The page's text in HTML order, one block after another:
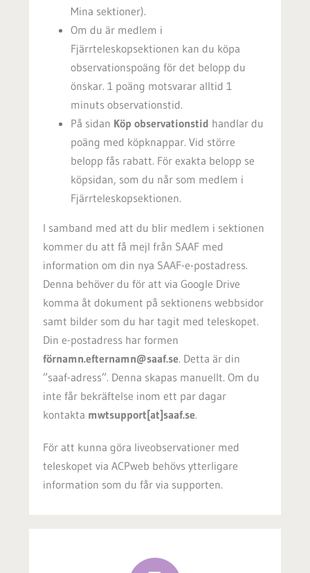
Mina sektioner).
Om du är medlem i
Fjärrteleskopsektionen kan du köpa
observationspoäng för det belopp du
önskar. 1 poäng motsvarar alltid 1
minuts observationstid.
På sidan Köp observationstid handlar du
poäng med köpknappar. Vid större
belopp fås rabatt. För exakta belopp se
köpsidan, som du når som medlem i
Fjärrteleskopsektionen.
I samband med att du blir medlem i sektionen
kommer du att få mejl från SAAF med
information om din nya SAAF-e-postadress.
Denna behöver du för att via Google Drive
komma åt dokument på sektionens webbsidor
samt bilder som du har tagit med teleskopet.
Din e-postadress har formen
förnamn.efternamn@saaf.se. Detta är din
”saaf-adress”. Denna skapas manuellt. Om du
inte får bekräftelse inom ett par dagar
kontakta mwtsupport[at]saaf.se.
För att kunna göra liveobservationer med
teleskopet via ACPweb behövs ytterligare
information som du får via supporten.